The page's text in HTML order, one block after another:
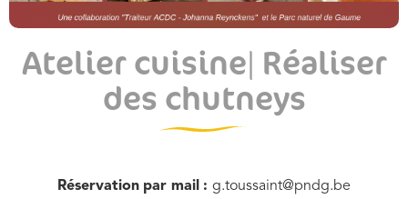
Atelier cuisine| Réaliser
des chutneys
Réservation par mail : g.toussaint@pndg.be